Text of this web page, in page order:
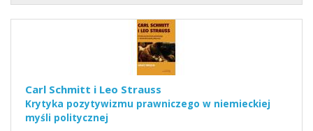
Carl Schmitt i Leo Strauss
Krytyka pozytywizmu prawniczego w niemieckiej
myśli politycznej